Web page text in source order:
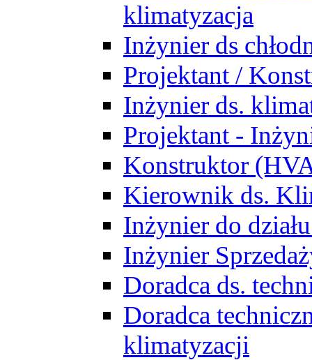
klimatyzacja
Inżynier ds
Projektant /
Inżynier ds.
Projektant -
Konstruktor
Kierownik ds.
Inżynier do
Inżynier
Doradca ds.
Doradca
klimatyzacji